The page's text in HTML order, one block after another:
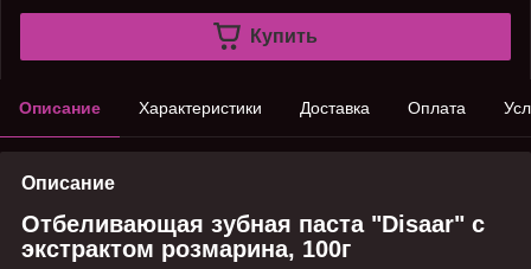
Купить
Описание Характеристики Доставка Оплата
Описание
Отбеливающая зубная паста "Disaar" с
экстрактом розмарина, 100г